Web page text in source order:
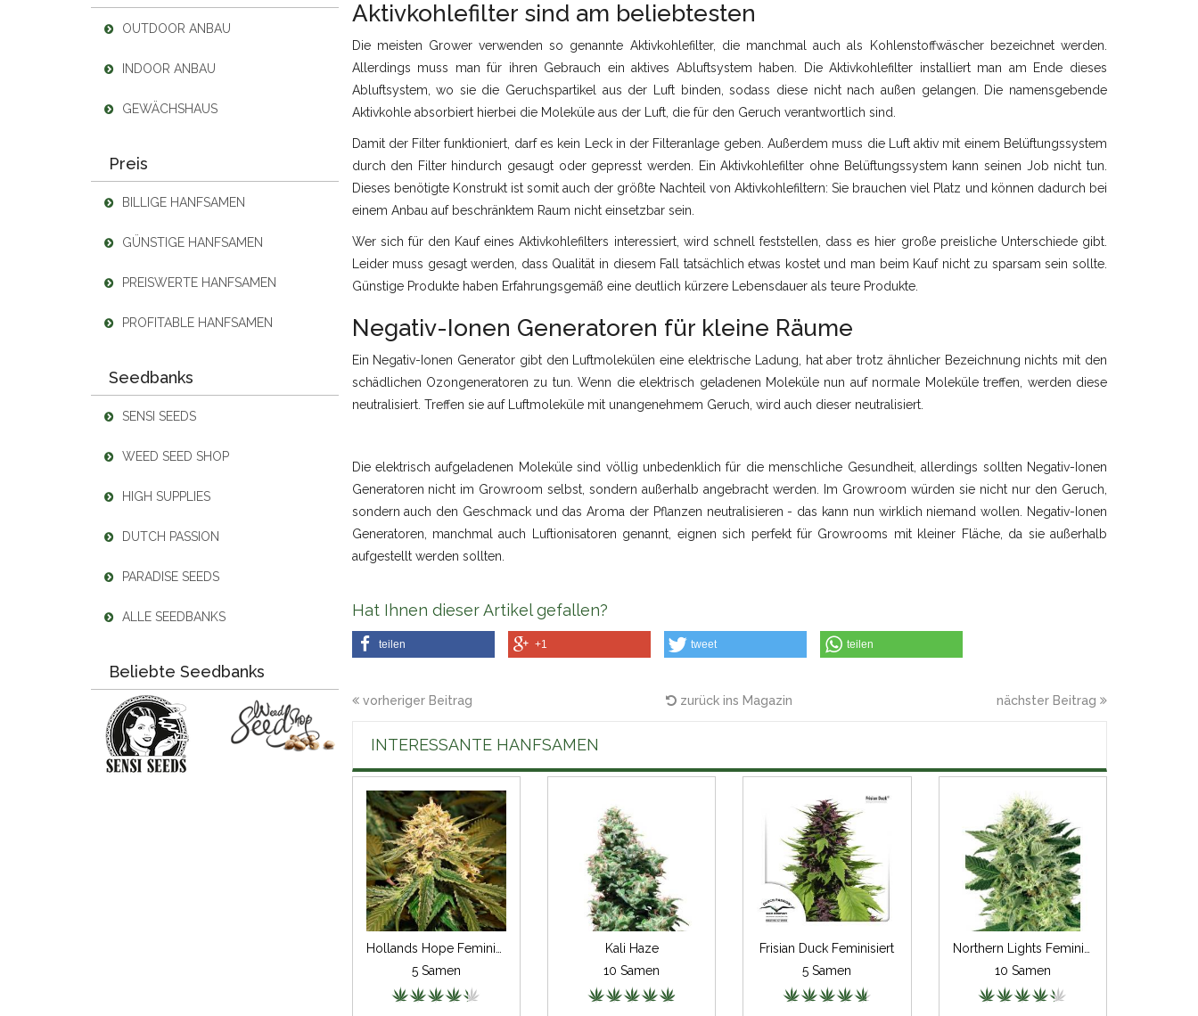
OUTDOOR ANBAU
INDOOR ANBAU
GEWÄCHSHAUS
Preis
BILLIGE HANFSAMEN
GÜNSTIGE HANFSAMEN
PREISWERTE HANFSAMEN
PROFITABLE HANFSAMEN
Seedbanks
SENSI SEEDS
WEED SEED SHOP
HIGH SUPPLIES
DUTCH PASSION
PARADISE SEEDS
ALLE SEEDBANKS
Beliebte Seedbanks
Aktivkohlefilter sind am beliebtesten
Die meisten Grower verwenden so genannte Aktivkohlefilter, die manchmal auch als Kohlenstoffwäscher bezeichnet werden.
Allerdings muss man für ihren Gebrauch ein aktives Abluftsystem haben. Die Aktivkohlefilter installiert man am Ende dieses
Abluftsystem, wo sie die Geruchspartikel aus der Luft binden, sodass diese nicht nach außen gelangen. Die namensgebende
Aktivkohle absorbiert hierbei die Moleküle aus der Luft, die für den Geruch verantwortlich sind.
Damit der Filter funktioniert, darf es kein Leck in der Filteranlage geben. Außerdem muss die Luft aktiv mit einem Belüftungssystem
durch den Filter hindurch gesaugt oder gepresst werden. Ein Aktivkohlefilter ohne Belüftungssystem kann seinen Job nicht tun.
Dieses benötigte Konstrukt ist somit auch der größte Nachteil von Aktivkohlefiltern: Sie brauchen viel Platz und können dadurch bei
einem Anbau auf beschränktem Raum nicht einsetzbar sein.
Wer sich für den Kauf eines Aktivkohlefilters interessiert, wird schnell feststellen, dass es hier große preisliche Unterschiede gibt.
Leider muss gesagt werden, dass Qualität in diesem Fall tatsächlich etwas kostet und man beim Kauf nicht zu sparsam sein sollte.
Günstige Produkte haben Erfahrungsgemäß eine deutlich kürzere Lebensdauer als teure Produkte.
Negativ-Ionen Generatoren für kleine Räume
Ein Negativ-Ionen Generator gibt den Luftmolekülen eine elektrische Ladung, hat aber trotz ähnlicher Bezeichnung nichts mit den
schädlichen Ozongeneratoren zu tun. Wenn die elektrisch geladenen Moleküle nun auf normale Moleküle treffen, werden diese
neutralisiert. Treffen sie auf Luftmoleküle mit unangenehmem Geruch, wird auch dieser neutralisiert.
Die elektrisch aufgeladenen Moleküle sind völlig unbedenklich für die menschliche Gesundheit, allerdings sollten Negativ-Ionen
Generatoren nicht im Growroom selbst, sondern außerhalb angebracht werden. Im Growroom würden sie nicht nur den Geruch,
sondern auch den Geschmack und das Aroma der Pflanzen neutralisieren - das kann nun wirklich niemand wollen. Negativ-Ionen
Generatoren, manchmal auch Luftionisatoren genannt, eignen sich perfekt für Growrooms mit kleiner Fläche, da sie außerhalb
aufgestellt werden sollten.
Hat Ihnen dieser Artikel gefallen?
teilen +1 tweet teilen
vorheriger Beitrag zurück ins Magazin nächster Beitrag
INTERESSANTE HANFSAMEN
5 Samen
Kali Haze
10 Samen
Frisian Duck Feminisiert
5 Samen
10 Samen